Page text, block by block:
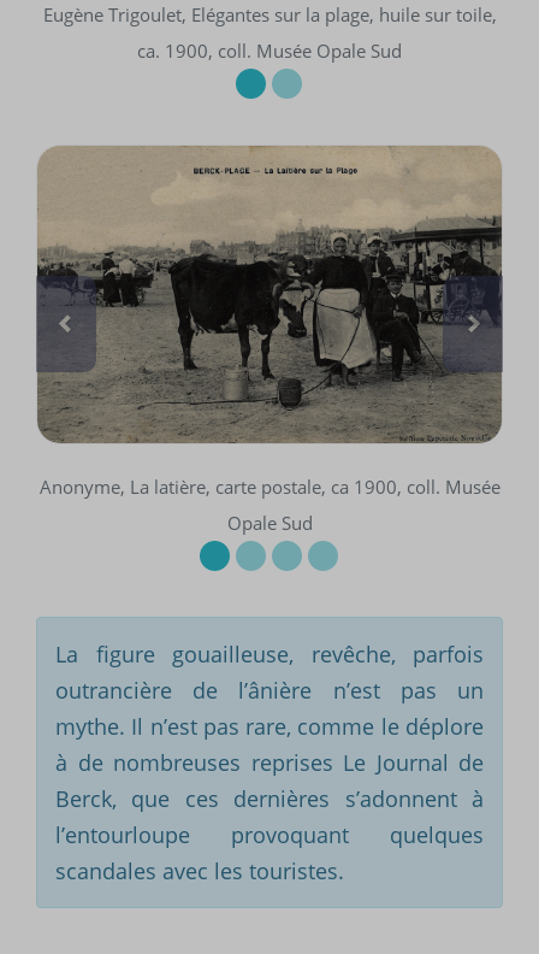
Eugène Trigoulet, Elégantes sur la plage, huile sur toile,
ca. 1900, coll. Musée Opale Sud
Anonyme, La latière, carte postale, ca 1900, coll. Musée
Opale Sud
La figure gouailleuse, revêche, parfois
outrancière de l’ânière n’est pas un
mythe. Il n’est pas rare, comme le déplore
à de nombreuses reprises Le Journal de
Berck, que ces dernières s’adonnent à
l’entourloupe provoquant quelques
scandales avec les touristes.